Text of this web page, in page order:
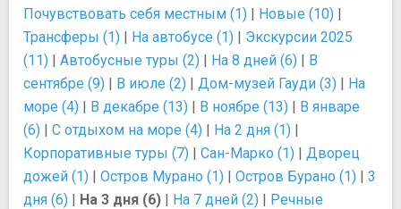
Почувствовать себя местным (1) | Новые (10) |
Трансферы (1) | На автобусе (1) | Экскурсии 2025
(11) | Автобусные туры (2) | На 8 дней (6) | В
сентябре (9) | В июле (2) | Дом-музей Гауди (3) | На
море (4) | В декабре (13) | В ноябре (13) | В январе
(6) | С отдыхом на море (4) | На 2 дня (1) |
Корпоративные туры (7) | Сан-Марко (1) | Дворец
дожей (1) | Остров Мурано (1) | Остров Бурано (1) | 3
дня (6) | На 3 дня (6) | На 7 дней (2) | Речные